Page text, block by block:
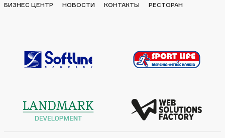
БИЗНЕС ЦЕНТР НОВОСТИ КОНТАКТЫ РЕСТОРАН